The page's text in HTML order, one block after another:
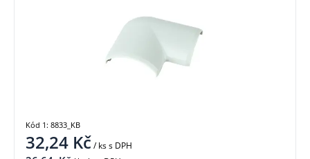
32,24 Kč/ kss DPH
Kód 1: 8833_KB